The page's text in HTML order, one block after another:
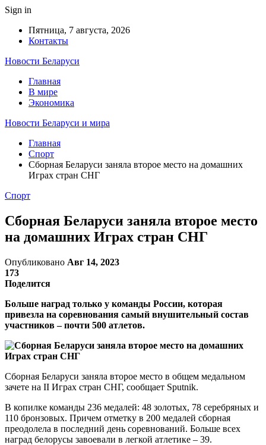
Sign in
Пятница, 7 августа, 2026
Контакты
Новости Беларуси
Главная
В мире
Экономика
Новости Беларуси и мира
Главная
Спорт
Сборная Беларуси заняла второе место на домашних
Играх стран СНГ
Спорт
Сборная Беларуси заняла второе место
на домашних Играх стран СНГ
Опубликовано Авг 14, 2023
173
Поделится
Больше наград только у команды России, которая
привезла на соревнования самый внушительный состав
участников – почти 500 атлетов.
Сборная Беларуси заняла второе место в общем медальном
зачете на II Играх стран СНГ, сообщает Sputnik.
В копилке команды 236 медалей: 48 золотых, 78 серебряных и
110 бронзовых. Причем отметку в 200 медалей сборная
преодолела в последний день соревнований. Больше всех
наград белорусы завоевали в легкой атлетике – 39.